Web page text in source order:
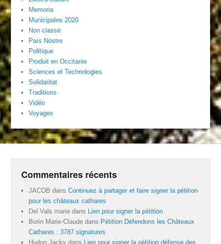
Memoria
Municipales 2020
Non classé
País Nòstre
Politique
Produit en Occitanie
Sciences et Technologies
Solidaritat
Traditions
Vidéo
Voyages
Commentaires récents
JACOB dansContinuez à partager et faire signer la pétition
pour les châteaux cathares
Del Vals marie dans
Lien pour signer la pétition
Borin Marie-Claude dans Pétition Défendons les Châteaux
Cathares : 3787 signatures
Hudon Jacky dans
Lien pour signer la pétition défense des